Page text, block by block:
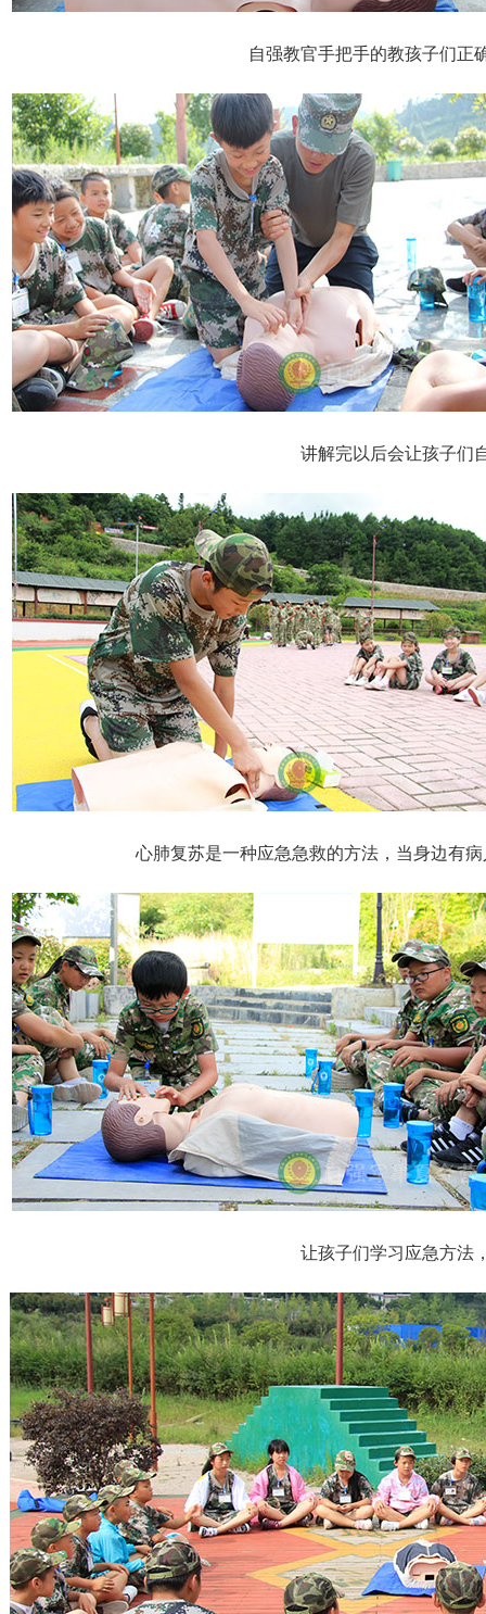
自强教官手把手的教孩子们正
讲解完以后会让孩子们
心肺复苏是一种应急急救的方法，当身边有
让孩子们学习应急方法